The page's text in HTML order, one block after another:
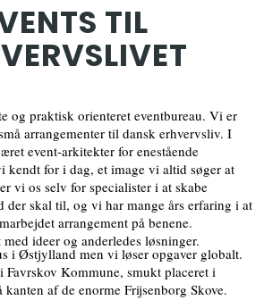
TIL
og praktisk orienteret eventbureau. Vi er
arrangementer til dansk erhvervsliv. I
event-arkitekter for enestående
kendt for i dag, et image vi altid søger at
vi os selv for specialister i at skabe
der skal til, og vi har mange års erfaring i at
arrangement på benene.
ideer og anderledes løsninger.
i Østjylland men vi løser opgaver globalt.
Kommune, smukt placeret i
af de enorme Frijsenborg Skove.